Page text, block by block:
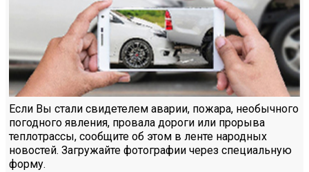
Если Вы стали свидетелем аварии, пожара, необычного
погодного явления, провала дороги или прорыва
теплотрассы, сообщите об этом в ленте народных
новостей. Загружайте фотографии через специальную
форму.